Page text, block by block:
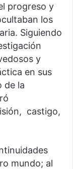
progreso y
los
Siguiendo
y
en sus
de la
castigo,
mundo; al